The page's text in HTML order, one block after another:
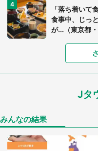
「落ち着いて
食事中、じっ
が...（東京都
「可愛いのに
「孫にあげ
「ゾワゾワす
Jタ
みんなの結果